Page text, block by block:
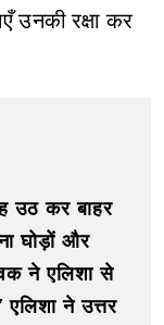
उनकी रक्षा कर
उठ कर बाहर
घोड़ों और
ने एलिशा से
ने उत्तर